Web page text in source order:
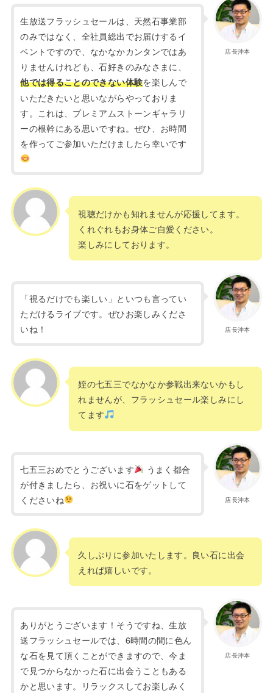
店長沖本
生放送フラッシュセールは、天然石事業部
のみではなく、全社員総出でお届けするイ
ベントですので、なかなかカンタンではあ
りませんけれども、石好きのみなさまに、
他では得ることのできない体験を楽しんで
いただきたいと思いながらやっておりま
す。これは、プレミアムストーンギャラリ
ーの根幹にある思いですね。ぜひ、お時間
を作ってご参加いただけましたら幸いです
視聴だけかも知れませんが応援してます。
くれぐれもお身体ご自愛ください。
楽しみにしております。
店長沖本
「視るだけでも楽しい」といつも言ってい
ただけるライブです。ぜひお楽しみくださ
いね！
姪の七五三でなかなか参戦出来ないかもし
れませんが、フラッシュセール楽しみにし
てます
店長沖本
七五三おめでとうございます
うまく都合
が付きましたら、お祝いに石をゲットして
くださいね
久しぶりに参加いたします。良い石に出会
えれば嬉しいです。
店長沖本
ありがとうございます！そうですね、生放
送フラッシュセールでは、6時間の間に色ん
な石を見て頂くことができますので、今ま
で見つからなかった石に出会うこともある
かと思います。リラックスしてお楽しみく